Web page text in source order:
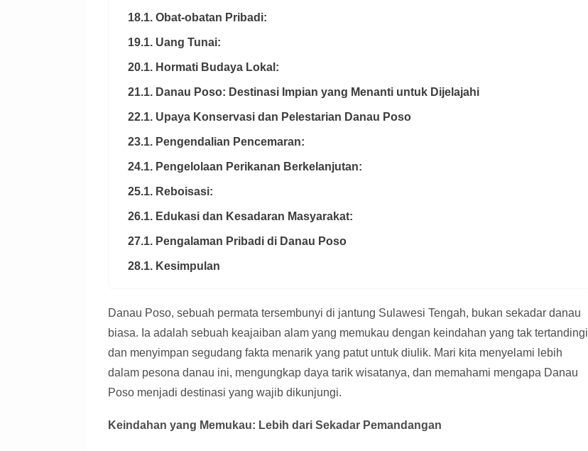
18.1. Obat-obatan Pribadi:
19.1. Uang Tunai:
20.1. Hormati Budaya Lokal:
21.1. Danau Poso: Destinasi Impian yang Menanti untuk Dijelajahi
22.1. Upaya Konservasi dan Pelestarian Danau Poso
23.1. Pengendalian Pencemaran:
24.1. Pengelolaan Perikanan Berkelanjutan:
25.1. Reboisasi:
26.1. Edukasi dan Kesadaran Masyarakat:
27.1. Pengalaman Pribadi di Danau Poso
28.1. Kesimpulan
Danau Poso, sebuah permata tersembunyi di jantung Sulawesi Tengah, bukan sekadar danau
biasa. Ia adalah sebuah keajaiban alam yang memukau dengan keindahan yang tak tertandingi
dan menyimpan segudang fakta menarik yang patut untuk diulik. Mari kita menyelami lebih
dalam pesona danau ini, mengungkap daya tarik wisatanya, dan memahami mengapa Danau
Poso menjadi destinasi yang wajib dikunjungi.
Keindahan yang Memukau: Lebih dari Sekadar Pemandangan